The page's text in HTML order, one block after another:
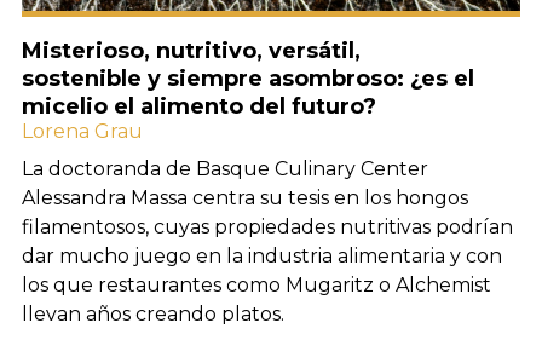
Misterioso, nutritivo, versátil,
sostenible y siempre asombroso: ¿es el
micelio el alimento del futuro?
Lorena Grau
La doctoranda de Basque Culinary Center
Alessandra Massa centra su tesis en los hongos
filamentosos, cuyas propiedades nutritivas podrían
dar mucho juego en la industria alimentaria y con
los que restaurantes como Mugaritz o Alchemist
llevan años creando platos.